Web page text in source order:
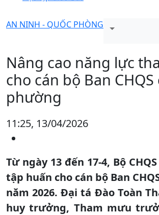
AN NINH - QUỐC PHÒNG
Nâng cao năng lực
cho cán bộ Ban CHQS
phường
11:25, 13/04/2026
Từ ngày 13 đến 17-4, Bộ
tập huấn cho cán bộ Ban
năm 2026. Đại tá Đào Toàn
huy trưởng, Tham mưu